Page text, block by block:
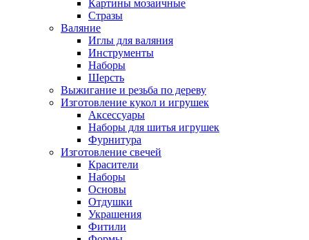
Картины мозаичные
Стразы
Валяние
Иглы для валяния
Инструменты
Наборы
Шерсть
Выжигание и резьба по дереву
Изготовление кукол и игрушек
Аксессуары
Наборы для шитья игрушек
Фурнитура
Изготовление свечей
Красители
Наборы
Основы
Отдушки
Украшения
Фитили